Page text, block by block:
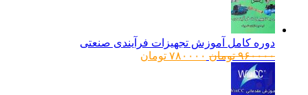
دوره کامل آموزش تجهیزات فرآیندی صنعتی
۹۶۰۰۰۰ تومانقیمت
۷۸۰۰۰۰ تومانقیمت